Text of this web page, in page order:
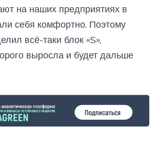
на наших предприятиях в
себя комфортно. Поэтому
всё-таки блок «S»,
выросла и будет дальше